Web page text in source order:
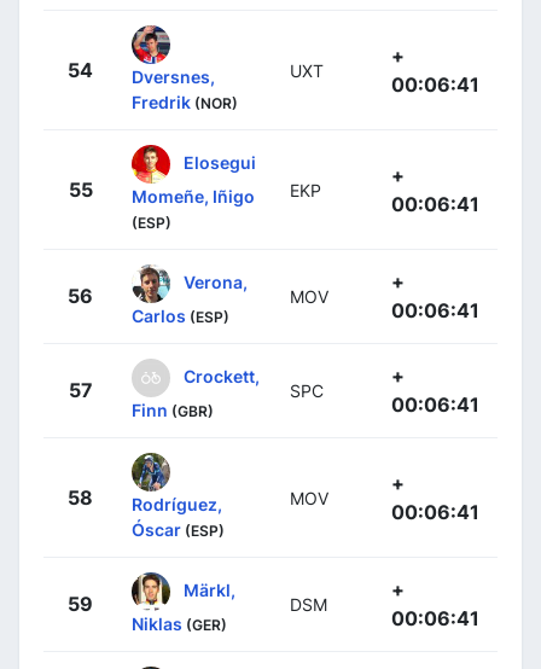
54
Dversnes,
Fredrik (NOR)
UXT
+
00:06:41
55
Elosegui
Momeñe, Iñigo
(ESP)
EKP
+
00:06:41
56
Verona,
Carlos (ESP)
MOV
+
00:06:41
57
Crockett,
Finn (GBR)
SPC
+
00:06:41
58
Rodríguez,
Óscar (ESP)
MOV
+
00:06:41
59
Märkl,
Niklas (GER)
DSM
+
00:06:41